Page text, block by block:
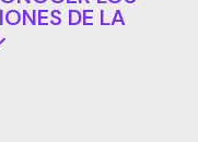
DE LA